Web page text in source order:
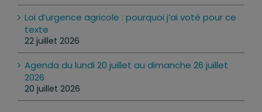
Loi d’urgence agricole : pourquoi j’ai voté pour ce
texte
22 juillet 2026
Agenda du lundi 20 juillet au dimanche 26 juillet
2026
20 juillet 2026